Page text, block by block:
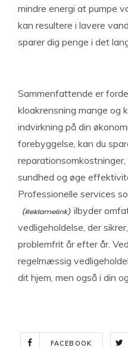
mindre energi at pumpe
kan resultere i lavere
sparer dig penge i det
Sammenfattende er
kloakrensning mange og
indvirkning på din
forebyggelse, kan du
sundhed og øge
Professionelle services
ilbyder
vedligeholdelse, der
problemfrit år efter år.
regelmæssig
dit hjem, men også i din
FACEBOOK